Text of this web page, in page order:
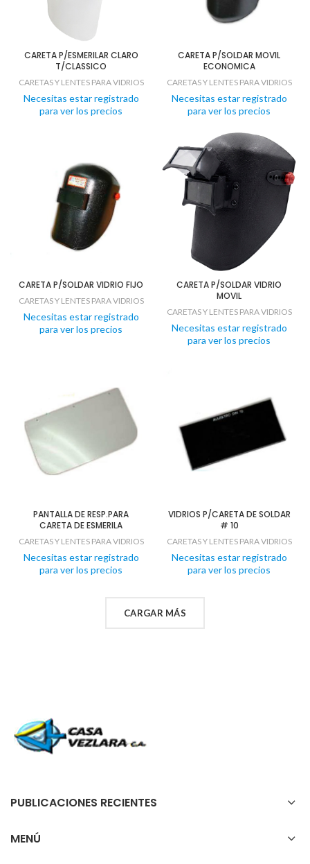
CARETA P/ESMERILAR CLARO
T/CLASSICO
CARETAS Y LENTES PARA VIDRIOS
Necesitas estar registrado
para ver los precios
CARETA P/SOLDAR MOVIL
ECONOMICA
CARETAS Y LENTES PARA VIDRIOS
Necesitas estar registrado
para ver los precios
CARETA P/SOLDAR VIDRIO FIJO
CARETAS Y LENTES PARA VIDRIOS
Necesitas estar registrado
para ver los precios
CARETA P/SOLDAR VIDRIO
MOVIL
CARETAS Y LENTES PARA VIDRIOS
Necesitas estar registrado
para ver los precios
PANTALLA DE RESP.PARA
CARETA DE ESMERILA
CARETAS Y LENTES PARA VIDRIOS
Necesitas estar registrado
para ver los precios
VIDRIOS P/CARETA DE SOLDAR
# 10
CARETAS Y LENTES PARA VIDRIOS
Necesitas estar registrado
para ver los precios
CARGAR MÁS
PUBLICACIONES RECIENTES
MENÚ